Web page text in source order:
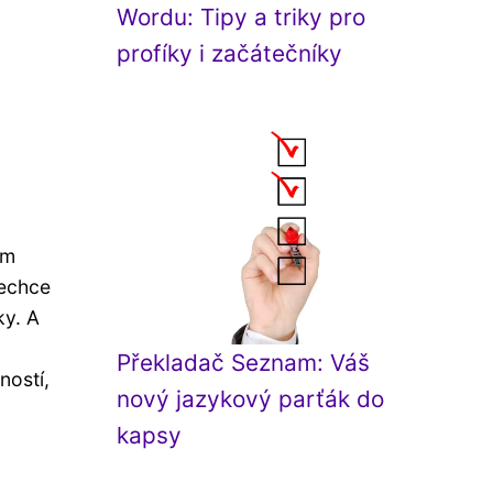
A
Wordu: Tipy a triky pro
profíky i začátečníky
Překladač Seznam: Váš
nový jazykový parťák do
kapsy